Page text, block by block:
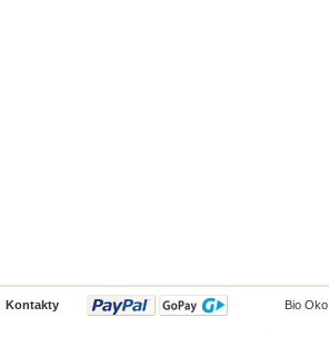
Kontakty Bio Oko